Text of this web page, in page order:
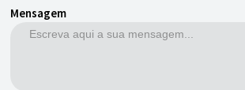
Mensagem